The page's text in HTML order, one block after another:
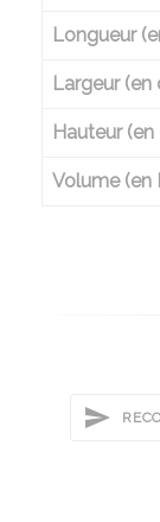
Longueur
Largeur (en
Hauteur
Volume (en